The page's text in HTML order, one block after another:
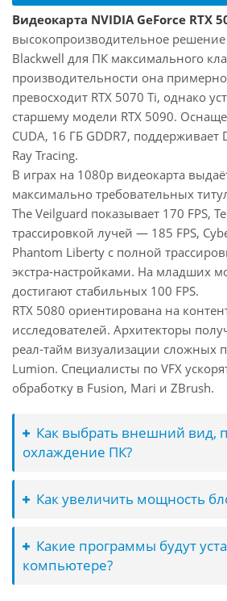
Видеокарта NVIDIA GeForce RTX
высокопроизводительное решение
Blackwell для ПК максимального
производительности она
превосходит RTX 5070 Ti, однако
старшему модели RTX 5090.
CUDA, 16 ГБ GDDR7, поддерживает
Ray Tracing.
В играх на 1080p видеокарта
максимально требовательных
The Veilguard показывает 170 FPS,
трассировкой лучей — 185 FPS,
Phantom Liberty с полной
экстра-настройками. На младших
достигают стабильных 100 FPS.
RTX 5080 ориентирована на
исследователей. Архитекторы
реал-тайм визуализации сложных
Lumion. Специалисты по VFX
обработку в Fusion, Mari и ZBrush.
Как выбрать внешний вид,
охлаждение ПК?
Как увеличить мощность
Какие программы будут
компьютере?